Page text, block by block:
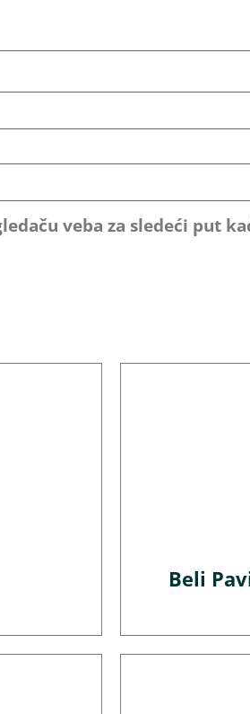
veba za sledeći put
Beli